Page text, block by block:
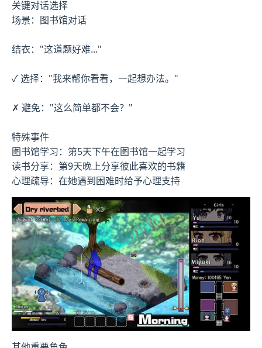
关键对话选择
场景：图书馆对话
结衣："这道题好难..."
✓ 选择："我来帮你看看，一起想办法。"
✗ 避免："这么简单都不会？"
特殊事件
图书馆学习：第5天下午在图书馆一起学习
读书分享：第9天晚上分享彼此喜欢的书籍
心理疏导：在她遇到困难时给予心理支持